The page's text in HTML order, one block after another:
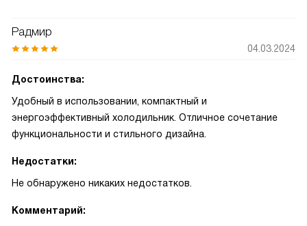
Радмир
04.03.2024
Достоинства:
Удобный в использовании, компактный и
энергоэффективный холодильник. Отличное сочетание
функциональности и стильного дизайна.
Недостатки:
Не обнаружено никаких недостатков.
Комментарий: